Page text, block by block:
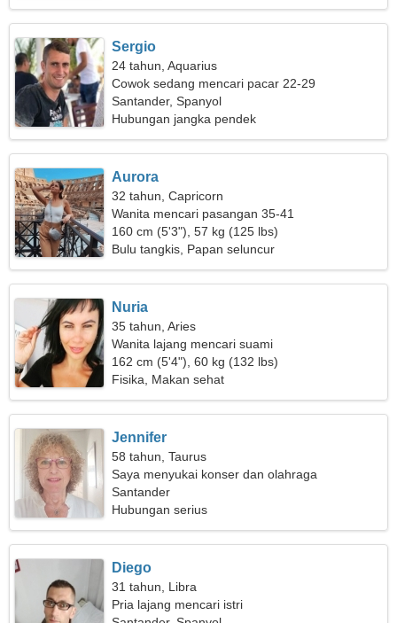
Sergio
24 tahun, Aquarius
Cowok sedang mencari pacar 22-29
Santander, Spanyol
Hubungan jangka pendek
Aurora
32 tahun, Capricorn
Wanita mencari pasangan 35-41
160 cm (5'3"), 57 kg (125 lbs)
Bulu tangkis, Papan seluncur
Nuria
35 tahun, Aries
Wanita lajang mencari suami
162 cm (5'4"), 60 kg (132 lbs)
Fisika, Makan sehat
Jennifer
58 tahun, Taurus
Saya menyukai konser dan olahraga
Santander
Hubungan serius
Diego
31 tahun, Libra
Pria lajang mencari istri